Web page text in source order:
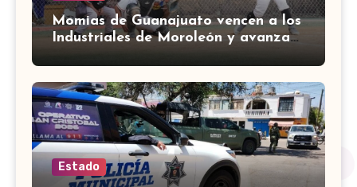
Momias de Guanajuato vencen a los
Industriales de Moroleón y avanzan
a la final estatal de béisbol
Estado